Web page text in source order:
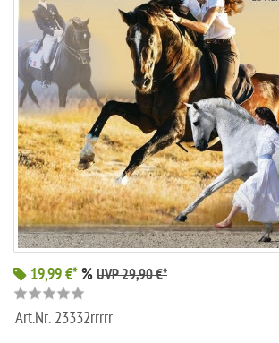
19,99 €*% UVP 29,90 €*
Art.Nr. 23332rrrrr